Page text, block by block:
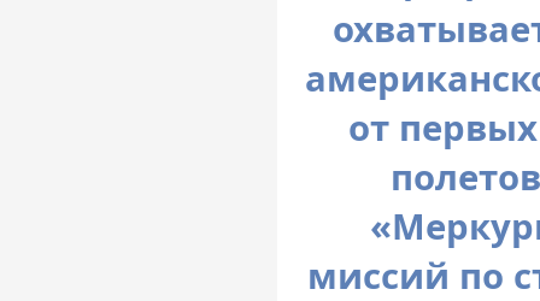
от
миссий по